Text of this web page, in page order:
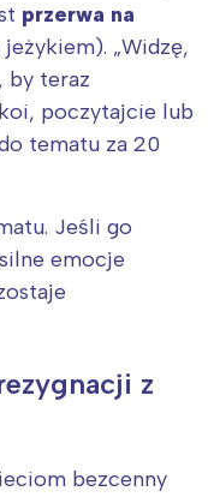
przerwa na
„Widzę,
by teraz
poczytajcie lub
tematu za 20
Jeśli go
emocje
z
bezcenny